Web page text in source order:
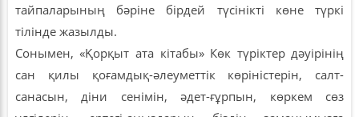
тайпаларының бәріне бірдей түсінікті көне түркі
тілінде жазылды.
Сонымен, «Қорқыт ата кітабы» Көк түріктер дәуірінің
сан қилы қоғамдық-әлеуметтік көріністерін, салт-
санасын, діни сенімін, әдет-ғұрпын, көркем сөз